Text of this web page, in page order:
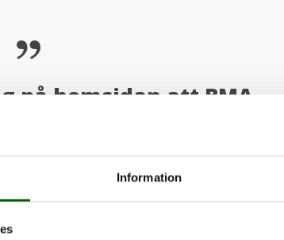
Information
på hemsidan att BMA-
var populärt
fått högst betyg."